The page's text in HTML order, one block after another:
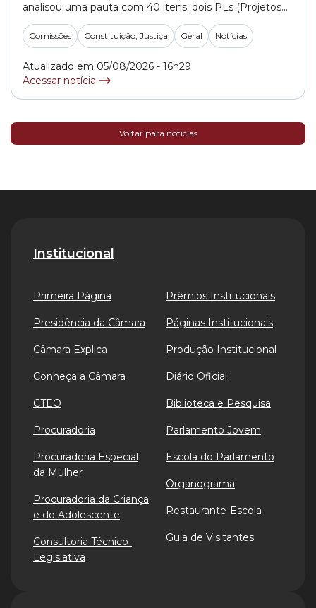
analisou uma pauta com 40 itens: dois PLs (Projetos
de Lei) do Executivo, além de matérias de vereadores
sobre diferentes temas. Do total, 36 itens tiveram os
pareceres de legalidade aprovados e quatro foram
adiados a pedido dos parlamentares. Executivo
Apresentado... »
Comissões Constituição, Justiça Geral Notícias
Atualizado em 05/08/2026 - 16h29
Acessar notícia
Voltar para notícias
Institucional
Primeira Página
Presidência da Câmara
Câmara Explica
Conheça a Câmara
CTEO
Procuradoria
Procuradoria Especial
da Mulher
Procuradoria da Criança
e do Adolescente
Consultoria Técnico-
Legislativa
Prêmios Institucionais
Páginas Institucionais
Produção Institucional
Diário Oficial
Biblioteca e Pesquisa
Parlamento Jovem
Escola do Parlamento
Organograma
Restaurante-Escola
Guia de Visitantes